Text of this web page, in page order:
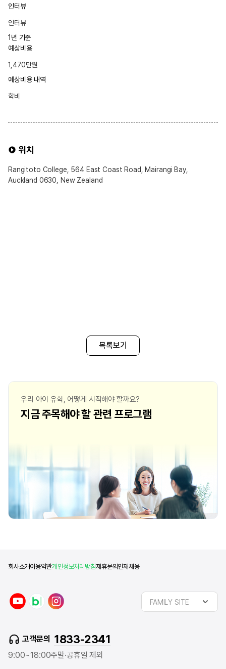
인터뷰
인터뷰
1년 기준
예상비용
1,470만원
예상비용 내역
학비
위치
Rangitoto College, 564 East Coast Road, Mairangi Bay,
Auckland 0630, New Zealand
목록보기
우리 아이 유학, 어떻게 시작해야 할까요?
지금 주목해야 할 관련 프로그램
회사소개이용약관개인정보처리방침제휴문의 인재채용
u
n
a
r
l
a
FAMILY SITE
고객문의 1833-2341
9:00~18:00주말·공휴일 제외